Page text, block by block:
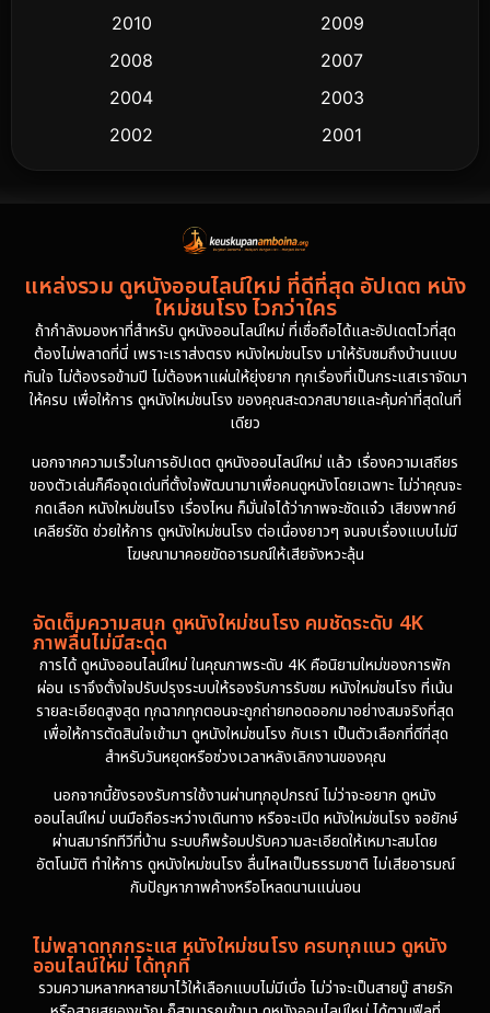
2010
2009
2008
2007
2004
2003
2002
2001
2000
1997
1986
1985
1981
1978
1974
แหล่งรวม ดูหนังออนไลน์ใหม่ ที่ดีที่สุด อัปเดต หนัง
ใหม่ชนโรง ไวกว่าใคร
ถ้ากำลังมองหาที่สำหรับ ดูหนังออนไลน์ใหม่ ที่เชื่อถือได้และอัปเดตไวที่สุด
ต้องไม่พลาดที่นี่ เพราะเราส่งตรง หนังใหม่ชนโรง มาให้รับชมถึงบ้านแบบ
ทันใจ ไม่ต้องรอข้ามปี ไม่ต้องหาแผ่นให้ยุ่งยาก ทุกเรื่องที่เป็นกระแสเราจัดมา
ให้ครบ เพื่อให้การ ดูหนังใหม่ชนโรง ของคุณสะดวกสบายและคุ้มค่าที่สุดในที่
เดียว
นอกจากความเร็วในการอัปเดต ดูหนังออนไลน์ใหม่ แล้ว เรื่องความเสถียร
ของตัวเล่นก็คือจุดเด่นที่ตั้งใจพัฒนามาเพื่อคนดูหนังโดยเฉพาะ ไม่ว่าคุณจะ
กดเลือก หนังใหม่ชนโรง เรื่องไหน ก็มั่นใจได้ว่าภาพจะชัดแจ๋ว เสียงพากย์
เคลียร์ชัด ช่วยให้การ ดูหนังใหม่ชนโรง ต่อเนื่องยาวๆ จนจบเรื่องแบบไม่มี
โฆษณามาคอยขัดอารมณ์ให้เสียจังหวะลุ้น
จัดเต็มความสนุก ดูหนังใหม่ชนโรง คมชัดระดับ 4K
ภาพลื่นไม่มีสะดุด
การได้ ดูหนังออนไลน์ใหม่ ในคุณภาพระดับ 4K คือนิยามใหม่ของการพัก
ผ่อน เราจึงตั้งใจปรับปรุงระบบให้รองรับการรับชม หนังใหม่ชนโรง ที่เน้น
รายละเอียดสูงสุด ทุกฉากทุกตอนจะถูกถ่ายทอดออกมาอย่างสมจริงที่สุด
เพื่อให้การตัดสินใจเข้ามา ดูหนังใหม่ชนโรง กับเรา เป็นตัวเลือกที่ดีที่สุด
สำหรับวันหยุดหรือช่วงเวลาหลังเลิกงานของคุณ
นอกจากนี้ยังรองรับการใช้งานผ่านทุกอุปกรณ์ ไม่ว่าจะอยาก ดูหนัง
ออนไลน์ใหม่ บนมือถือระหว่างเดินทาง หรือจะเปิด หนังใหม่ชนโรง จอยักษ์
ผ่านสมาร์ททีวีที่บ้าน ระบบก็พร้อมปรับความละเอียดให้เหมาะสมโดย
อัตโนมัติ ทำให้การ ดูหนังใหม่ชนโรง ลื่นไหลเป็นธรรมชาติ ไม่เสียอารมณ์
กับปัญหาภาพค้างหรือโหลดนานแน่นอน
ไม่พลาดทุกกระแส หนังใหม่ชนโรง ครบทุกแนว ดูหนัง
ออนไลน์ใหม่ ได้ทุกที่
รวมความหลากหลายมาไว้ให้เลือกแบบไม่มีเบื่อ ไม่ว่าจะเป็นสายบู๊ สายรัก